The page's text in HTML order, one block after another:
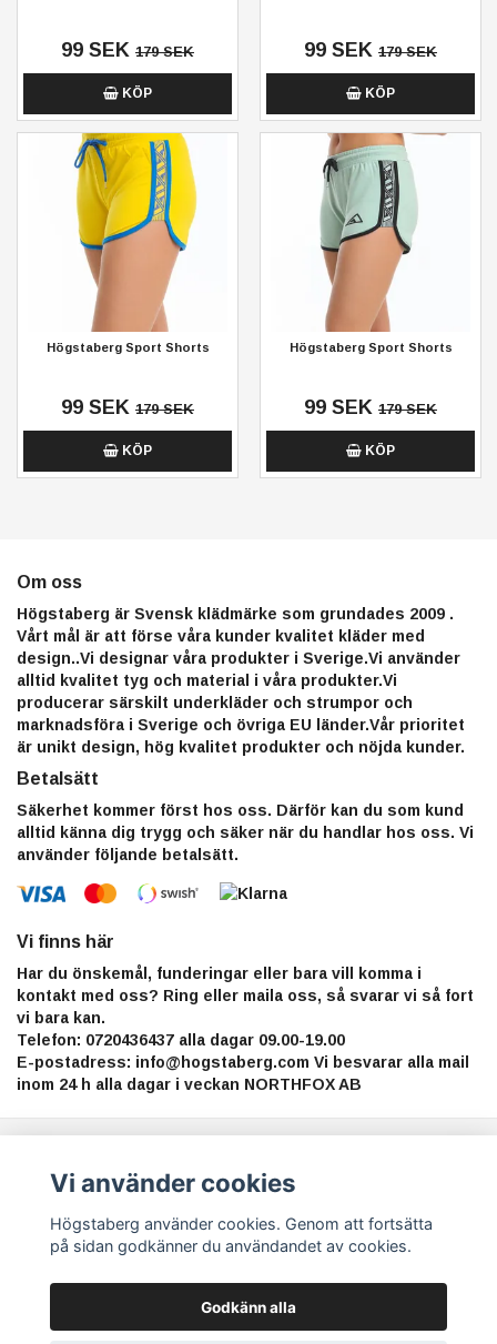
99 SEK 179 SEK
KÖP
99 SEK 179 SEK
KÖP
Högstaberg Sport Shorts
99 SEK 179 SEK
KÖP
Högstaberg Sport Shorts
99 SEK 179 SEK
KÖP
Om oss
Högstaberg är Svensk klädmärke som grundades 2009 .
Vårt mål är att förse våra kunder kvalitet kläder med
design..Vi designar våra produkter i Sverige.Vi använder
alltid kvalitet tyg och material i våra produkter.Vi
producerar särskilt underkläder och strumpor och
marknadsföra i Sverige och övriga EU länder.Vår prioritet
är unikt design, hög kvalitet produkter och nöjda kunder.
Betalsätt
Säkerhet kommer först hos oss. Därför kan du som kund
alltid känna dig trygg och säker när du handlar hos oss. Vi
använder följande betalsätt.
Vi finns här
Har du önskemål, funderingar eller bara vill komma i
kontakt med oss? Ring eller maila oss, så svarar vi så fort
vi bara kan.
Telefon: 0720436437 alla dagar 09.00-19.00
E-postadress: info@hogstaberg.com Vi besvarar alla mail
inom 24 h alla dagar i veckan NORTHFOX AB
Vi använder cookies
Högstaberg använder cookies. Genom att fortsätta
på sidan godkänner du användandet av cookies.
Godkänn alla